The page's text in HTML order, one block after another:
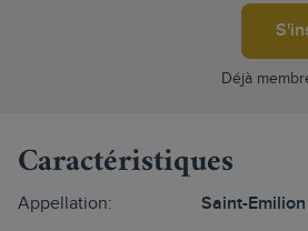
Déjà
Caractéristiques
Appellation: Saint-Emilion